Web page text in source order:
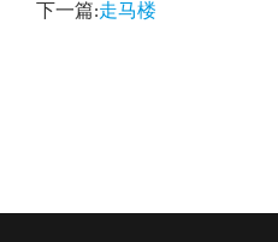
下一篇:走马楼